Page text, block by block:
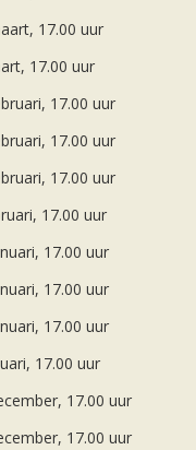
17.00 uur
17.00 uur
17.00 uur
17.00 uur
17.00 uur
17.00 uur
17.00 uur
17.00 uur
17.00 uur
17.00 uur
17.00 uur
17.00 uur